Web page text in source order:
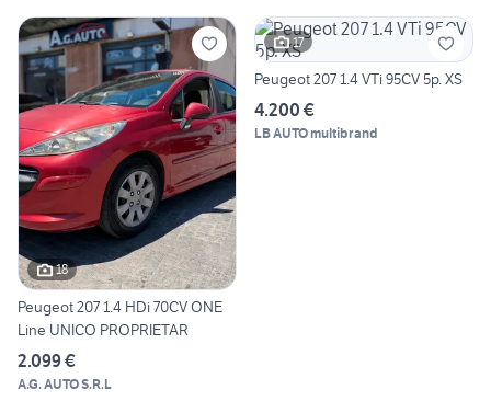
18
Peugeot 207 1.4 HDi 70CV ONE
Line UNICO PROPRIETAR
2.099 €
A.G. AUTO S.R.L
17
Peugeot 207 1.4 VTi 95CV 5p. XS
4.200 €
LB AUTO multibrand